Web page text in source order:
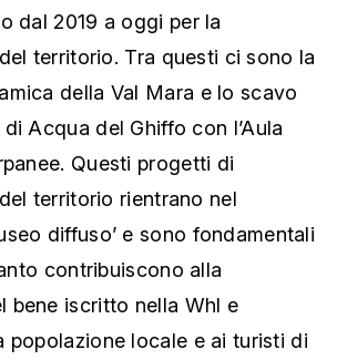
dal 2019 a oggi per la
territorio. Tra questi ci sono la
della Val Mara e lo scavo
Acqua del Ghiffo con l’Aula
Questi progetti di
territorio rientrano nel
diffuso’ e sono fondamentali
contribuiscono alla
bene iscritto nella Whl e
popolazione locale e ai turisti di